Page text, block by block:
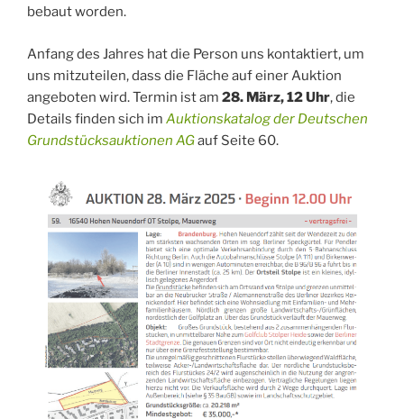
bebaut worden.
Anfang des Jahres hat die Person uns kontaktiert, um
uns mitzuteilen, dass die Fläche auf einer Auktion
angeboten wird. Termin ist am 28. März, 12 Uhr, die
Details finden sich im Auktionskatalog der Deutschen
Grundstücksauktionen AGauf Seite 60.